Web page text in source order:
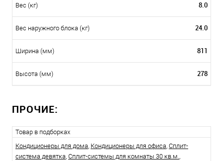
Вес (кг) 8.0
Вес наружного блока (кг) 24.0
Ширина (мм) 811
Высота (мм) 278
ПРОЧИЕ:
Товар в подборках
Кондиционеры для дома, Кондиционеры для офиса, Сплит-
система девятка, Сплит-системы для комнаты 30 кв.м.,